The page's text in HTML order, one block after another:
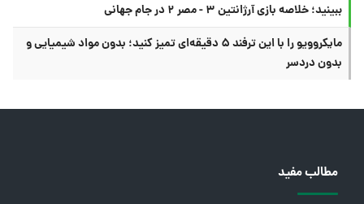
ببینید؛ خلاصه بازی آرژانتین ۳ - مصر ۲ در جام جهانی
مایکروویو را با این ترفند ۵ دقیقه‌ای تمیز کنید؛ بدون مواد شیمیایی و
بدون دردسر
مطالب مفید